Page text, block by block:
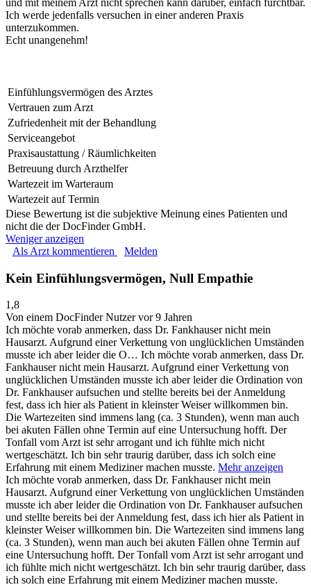
und mit meinem Arzt nicht sprechen kann darüber, einfach furchtbar.
Ich werde jedenfalls versuchen in einer anderen Praxis
unterzukommen.
Echt unangenehm!
Einfühlungsvermögen des Arztes
Vertrauen zum Arzt
Zufriedenheit mit der Behandlung
Serviceangebot
Praxisaustattung / Räumlichkeiten
Betreuung durch Arzthelfer
Wartezeit im Warteraum
Wartezeit auf Termin
Diese Bewertung ist die subjektive Meinung eines Patienten und
nicht die der DocFinder GmbH.
Weniger anzeigen
Als Arzt kommentieren
Melden
Kein Einfühlungsvermögen, Null Empathie
1,8
Von einem DocFinder Nutzervor 9 Jahren
Ich möchte vorab anmerken, dass Dr. Fankhauser nicht mein
Hausarzt. Aufgrund einer Verkettung von unglücklichen Umständen
musste ich aber leider die O… Ich möchte vorab anmerken, dass Dr.
Fankhauser nicht mein Hausarzt. Aufgrund einer Verkettung von
unglücklichen Umständen musste ich aber leider die Ordination von
Dr. Fankhauser aufsuchen und stellte bereits bei der Anmeldung
fest, dass ich hier als Patient in kleinster Weiser willkommen bin.
Die Wartezeiten sind immens lang (ca. 3 Stunden), wenn man auch
bei akuten Fällen ohne Termin auf eine Untersuchung hofft. Der
Tonfall vom Arzt ist sehr arrogant und ich fühlte mich nicht
wertgeschätzt. Ich bin sehr traurig darüber, dass ich solch eine
Erfahrung mit einem Mediziner machen musste. Mehr anzeigen
Ich möchte vorab anmerken, dass Dr. Fankhauser nicht mein
Hausarzt. Aufgrund einer Verkettung von unglücklichen Umständen
musste ich aber leider die Ordination von Dr. Fankhauser aufsuchen
und stellte bereits bei der Anmeldung fest, dass ich hier als Patient in
kleinster Weiser willkommen bin. Die Wartezeiten sind immens lang
(ca. 3 Stunden), wenn man auch bei akuten Fällen ohne Termin auf
eine Untersuchung hofft. Der Tonfall vom Arzt ist sehr arrogant und
ich fühlte mich nicht wertgeschätzt. Ich bin sehr traurig darüber, dass
ich solch eine Erfahrung mit einem Mediziner machen musste.